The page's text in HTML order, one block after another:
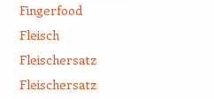
Fingerfood
Fleisch
Fleischersatz
Fleischersatz